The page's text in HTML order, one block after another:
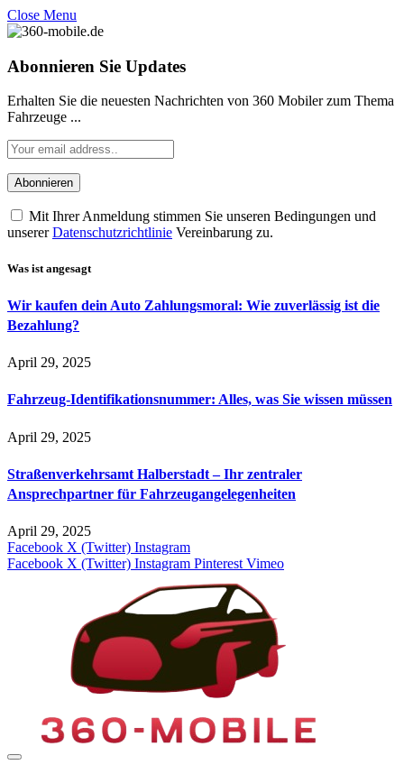
Close Menu
Abonnieren Sie Updates
Erhalten Sie die neuesten Nachrichten von 360 Mobiler zum Thema
Fahrzeuge ...
Mit Ihrer Anmeldung stimmen Sie unseren Bedingungen und
unsererDatenschutzrichtlinie Vereinbarung zu.
Was ist angesagt
Wir kaufen dein Auto Zahlungsmoral: Wie zuverlässig ist die
Bezahlung?
April 29, 2025
Fahrzeug-Identifikationsnummer: Alles, was Sie wissen müssen
April 29, 2025
Straßenverkehrsamt Halberstadt – Ihr zentraler
Ansprechpartner für Fahrzeugangelegenheiten​
April 29, 2025
Facebook X (Twitter) Instagram
Facebook X (Twitter) Instagram Pinterest Vimeo